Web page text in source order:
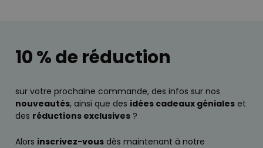
10 % de réduction
sur votre prochaine commande, des infos sur nos
nouveautés, ainsi que des idées cadeaux géniales et
des réductions exclusives ?
Alors inscrivez-vous dès maintenant à notre